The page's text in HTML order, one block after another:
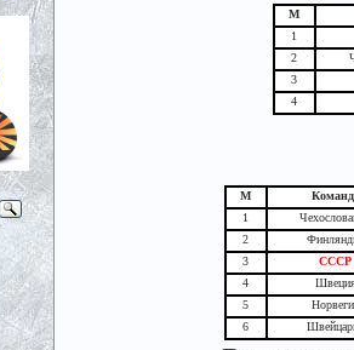
М
1
2
3
4
М
1
2
3
СССР
4
5
6